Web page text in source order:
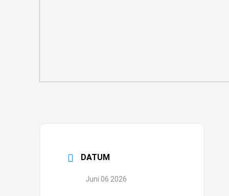
DATUM
Juni 06 2026